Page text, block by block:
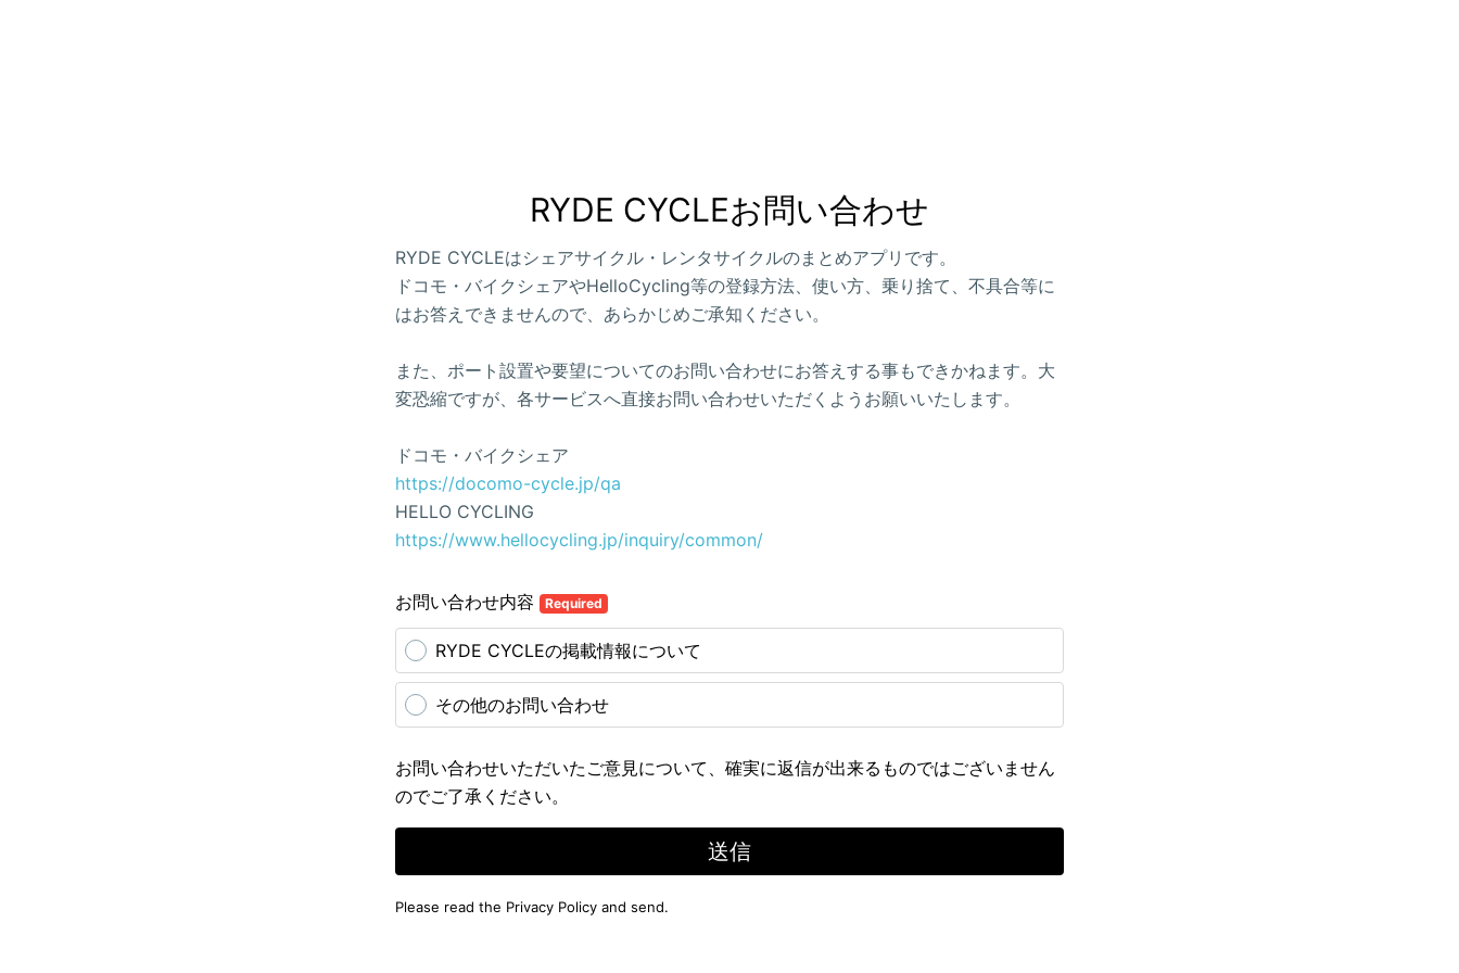
RYDE CYCLEお問い合わせ
RYDE CYCLEはシェアサイクル・レンタサイクルのまとめアプリです。
ドコモ・バイクシェアやHelloCycling等の登録方法、使い方、乗り捨て、不具合等に
はお答えできませんので、あらかじめご承知ください。
また、ポート設置や要望についてのお問い合わせにお答えする事もできかねます。大
変恐縮ですが、各サービスへ直接お問い合わせいただくようお願いいたします。
ドコモ・バイクシェア
https://docomo-cycle.jp/qa
HELLO CYCLING
https://www.hellocycling.jp/inquiry/common/
お問い合わせ内容 Required
RYDE CYCLEの掲載情報について
その他のお問い合わせ
お問い合わせいただいたご意見について、確実に返信が出来るものではございません
のでご了承ください。
送信
Please read the Privacy Policy and send.